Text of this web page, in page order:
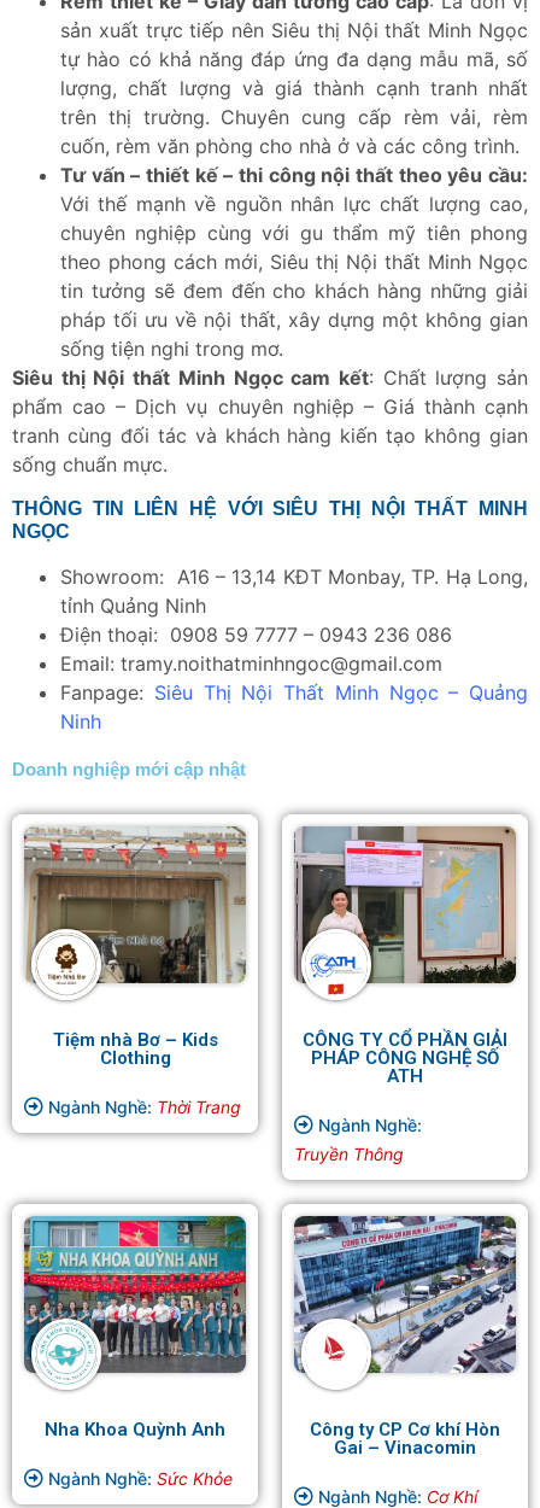
sản xuất trực tiếp nên Siêu thị Nội thất Minh Ngọc
tự hào có khả năng đáp ứng đa dạng mẫu mã, số
lượng, chất lượng và giá thành cạnh tranh nhất
trên thị trường. Chuyên cung cấp rèm vải, rèm
cuốn, rèm văn phòng cho nhà ở và các công trình.
Tư vấn – thiết kế – thi công nội thất theo yêu cầu:
Với thế mạnh về nguồn nhân lực chất lượng cao,
chuyên nghiệp cùng với gu thẩm mỹ tiên phong
theo phong cách mới, Siêu thị Nội thất Minh Ngọc
tin tưởng sẽ đem đến cho khách hàng những giải
pháp tối ưu về nội thất, xây dựng một không gian
sống tiện nghi trong mơ.
Siêu thị Nội thất Minh Ngọc cam kết: Chất lượng sản
phẩm cao – Dịch vụ chuyên nghiệp – Giá thành cạnh
tranh cùng đối tác và khách hàng kiến tạo không gian
sống chuẩn mực.
THÔNG TIN LIÊN HỆ VỚI SIÊU THỊ NỘI THẤT MINH
NGỌC
Showroom: A16 – 13,14 KĐT Monbay, TP. Hạ Long,
tỉnh Quảng Ninh
Điện thoại: 0908 59 7777 – 0943 236 086
Email: tramy.noithatminhngoc@gmail.com
Fanpage: Siêu Thị Nội Thất Minh Ngọc – Quảng
Ninh
Doanh nghiệp mới cập nhật
Tiệm nhà Bơ – Kids
Clothing
Ngành Nghề: Thời Trang
CÔNG TY CỔ PHẦN GIẢI
PHÁP CÔNG NGHỆ SỐ
ATH
Ngành Nghề:
Truyền Thông
Nha Khoa Quỳnh Anh
Ngành Nghề: Sức Khỏe
Công ty CP Cơ khí Hòn
Gai – Vinacomin
Ngành Nghề: Cơ Khí